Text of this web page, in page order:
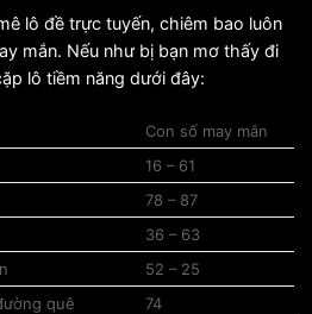
lô đề trực tuyến, chiêm bao luôn
mắn. Nếu như bị bạn mơ thấy đi
lô tiềm năng dưới đây:
Con số may mắn
16 – 61
78 – 87
36 – 63
52 – 25
quê
74